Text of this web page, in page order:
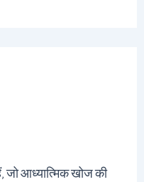
जो आध्यात्मिक खोज की